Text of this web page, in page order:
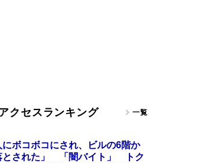
クセスランキング 一覧
にボコボコにされ、ビルの6階か
とされた」 「闇バイト」 トク